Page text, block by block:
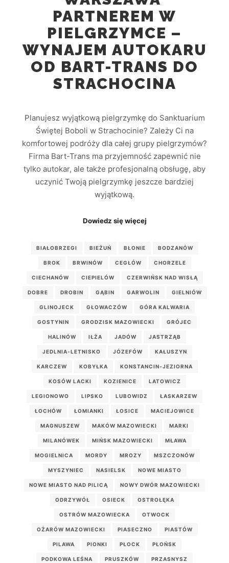
PARTNEREM W
PIELGRZYMCE –
WYNAJEM AUTOKARU
OD BART-TRANS DO
STRACHOCINA
Planujesz wyjątkową pielgrzymkę do Sanktuarium
Świętej Boboli w Strachocinie? Zależy Ci na
komfortowej podróży dla całej grupy pielgrzymów?
Firma Bart-Trans ma przyjemność zapewnić nie
tylko autokar, ale także profesjonalną obsługę, aby
uczynić Twoją pielgrzymkę jeszcze bardziej
wyjątkową.
Dowiedz się więcej
BIAŁOBRZEGI BIEŻUŃ BŁONIE BODZANÓW
BROK BRWINÓW CEGŁÓW CHORZELE
CIECHANÓW CIEPIELÓW CZERWIŃSK NAD WISŁĄ
DOBRE DROBIN GĄBIN GARWOLIN GIELNIÓW
GLINOJECK GŁOWACZÓW GÓRA KALWARIA
GOSTYNIN GRODZISK MAZOWIECKI GRÓJEC
HALINÓW IŁŻA JADÓW JASTRZĄB
JEDLNIA-LETNISKO JÓZEFÓW KAŁUSZYN
KARCZEW KOBYŁKA KONSTANCIN-JEZIORNA
KOSÓW LACKI KOZIENICE LATOWICZ
LEGIONOWO LIPSKO LUBOWIDZ ŁASKARZEW
ŁOCHÓW ŁOMIANKI ŁOSICE MACIEJOWICE
MAGNUSZEW MAKÓW MAZOWIECKI MARKI
MILANÓWEK MIŃSK MAZOWIECKI MŁAWA
MOGIELNICA MORDY MROZY MSZCZONÓW
MYSZYNIEC NASIELSK NOWE MIASTO
NOWE MIASTO NAD PILICĄ NOWY DWÓR MAZOWIECKI
ODRZYWÓŁ OSIECK OSTROŁĘKA
OSTRÓW MAZOWIECKA OTWOCK
OŻARÓW MAZOWIECKI PIASECZNO PIASTÓW
PILAWA PIONKI PŁOCK PŁOŃSK
PODKOWA LEŚNA PRUSZKÓW PRZASNYSZ